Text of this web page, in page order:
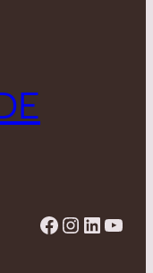
Facebook Instagram LinkedIn YouTube